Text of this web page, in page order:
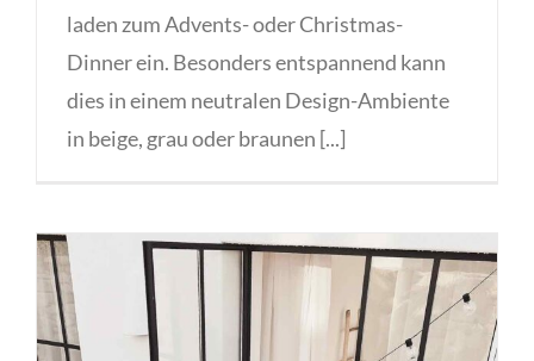
laden zum Advents- oder Christmas-
Dinner ein. Besonders entspannend kann
dies in einem neutralen Design-Ambiente
in beige, grau oder braunen [...]